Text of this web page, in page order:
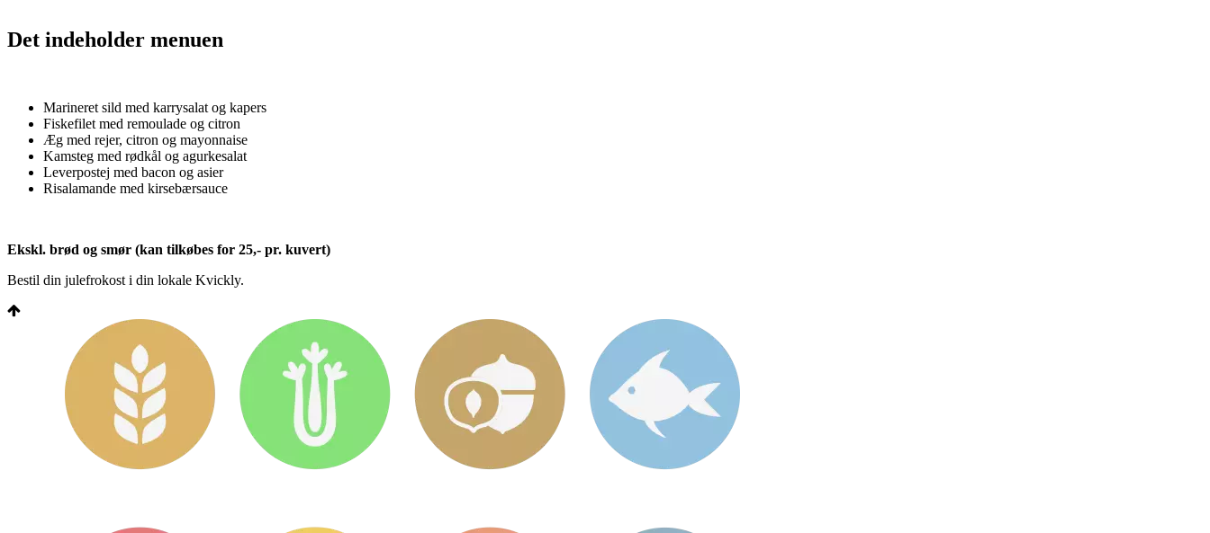
Det indeholder menuen
Marineret sild med karrysalat og kapers
Fiskefilet med remoulade og citron
Æg med rejer, citron og mayonnaise
Kamsteg med rødkål og agurkesalat
Leverpostej med bacon og asier
Risalamande med kirsebærsauce
Ekskl. brød og smør (kan tilkøbes for 25,- pr. kuvert)
Bestil din julefrokost i din lokale Kvickly.